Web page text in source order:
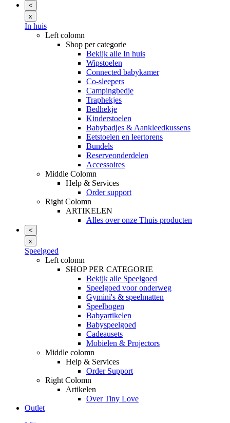
<
x
In huis
Left colomn
Shop per categorie
Bekijk alle In huis
Wipstoelen
Connected babykamer
Co-sleepers
Campingbedje
Traphekjes
Bedhekje
Kinderstoelen
Babybadjes & Aankleedkussens
Eetstoelen en leertorens
Bundels
Reserveonderdelen
Accessoires
Middle Colomn
Help & Services
Order support
Right Colomn
ARTIKELEN
Alles over onze Thuis producten
<
x
Speelgoed
Left colomn
SHOP PER CATEGORIE
Bekijk alle Speelgoed
Speelgoed voor onderweg
Gymini's & speelmatten
Speelbogen
Babyartikelen
Babyspeelgoed
Cadeausets
Mobielen & Projectors
Middle colomn
Help & Services
Order Support
Right Colomn
Artikelen
Over Tiny Love
Outlet